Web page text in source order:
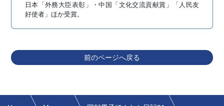
日本「外務大臣表彰」・中国「文化交流貢献賞」「人民友
好使者」ほか受賞。
前のページへ戻る